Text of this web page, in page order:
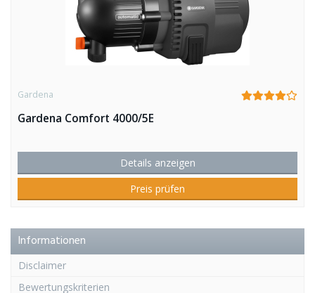
Gardena
Gardena Comfort 4000/5E
Details anzeigen
Preis prüfen
Informationen
Disclaimer
Bewertungskriterien